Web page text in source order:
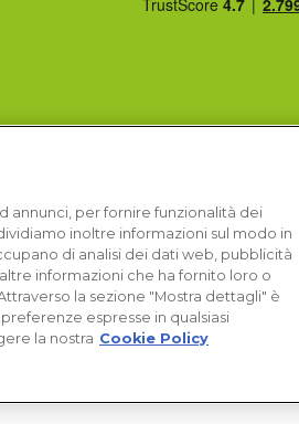
annunci, per fornire funzionalità dei
inoltre informazioni sul modo in
di analisi dei dati web, pubblicità
informazioni che ha fornito loro o
la sezione "Mostra dettagli" è
espresse in qualsiasi
la nostra Cookie Policy